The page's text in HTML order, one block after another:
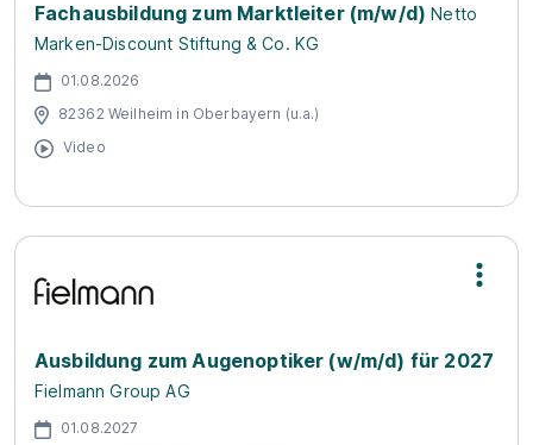
Fachausbildung zum Marktleiter (m/w/d) Netto
Marken-Discount Stiftung & Co. KG
01.08.2026
82362 Weilheim in Oberbayern (u.a.)
Video
Ausbildung zum Augenoptiker (w/m/d) für 2027
Fielmann Group AG
01.08.2027